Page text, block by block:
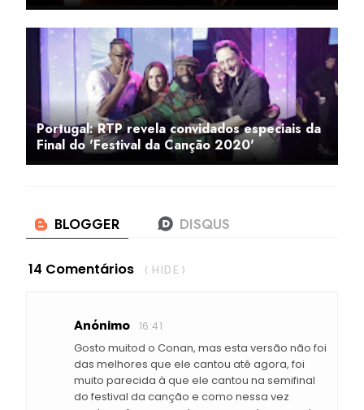
Portugal: RTP revela convidados especiais da
Final do 'Festival da Canção 2020'
14 Comentários ( HIDE )
Anónimo 16:41
Gosto muitod o Conan, mas esta versão não foi
das melhores que ele cantou até agora, foi
muito parecida à que ele cantou na semifinal
do festival da canção e como nessa vez